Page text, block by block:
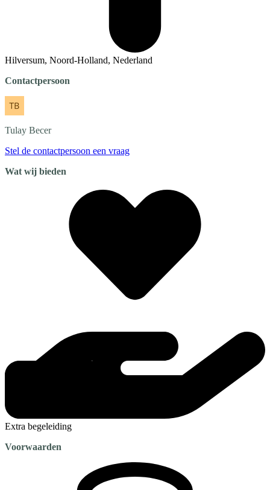
Hilversum, Noord-Holland, Nederland
Contactpersoon
Tulay Becer
Stel de contactpersoon een vraag
Wat wij bieden
Extra begeleiding
Voorwaarden